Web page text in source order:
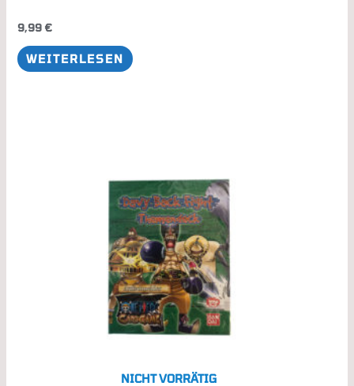
9,99 €
WEITERLESEN
NICHT VORRÄTIG